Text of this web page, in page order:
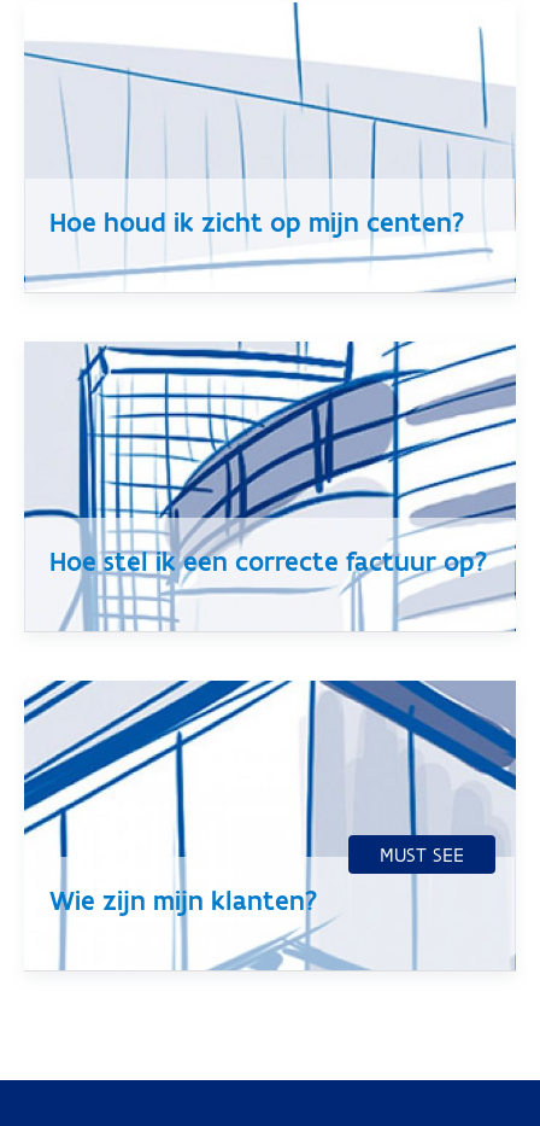
Hoe houd ik zicht op mijn centen?
Hoe stel ik een correcte factuur op?
Wie zijn mijn klanten?